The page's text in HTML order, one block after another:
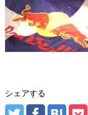
シェアする